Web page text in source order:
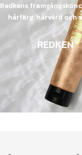
Redkens
hårfärg, hårvård och
REDKEN